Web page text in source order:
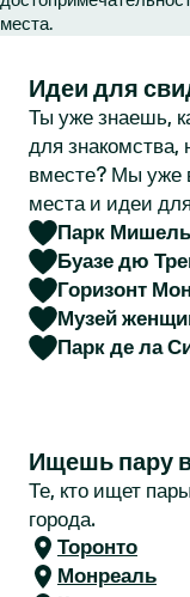
места.
Идеи для
Ты уже знаешь,
для знакомства,
вместе? Мы уже
места и идеи
Парк
Буазе дю
Горизонт
Музей
Парк де ла
Ищешь пару
Те, кто ищет
города.
Торонто
Монреаль